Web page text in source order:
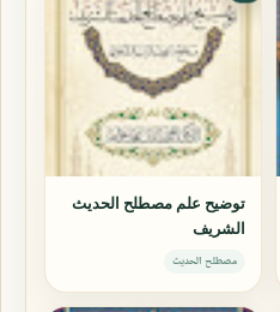
توضيح علم مصطلح الحديث
الشريف
مصطلح الحديث